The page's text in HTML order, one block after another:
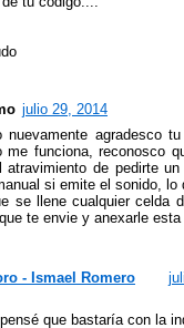
julio 29, 2014
nuevamente agradesco
me funciona, reconosco
atravimiento de pedirte
si emite el sonido,
se llene cualquier celda
te envie y anexarle esta
- Ismael Romero
que bastaría con la